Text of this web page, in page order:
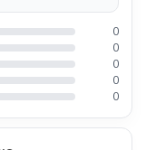
0
0
0
0
0